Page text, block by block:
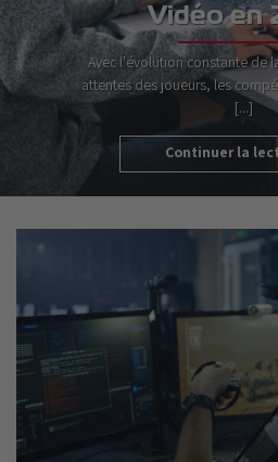
Vidéo en
Avec l'évolution constante de
attentes des joueurs, les
[...]
Continuer la